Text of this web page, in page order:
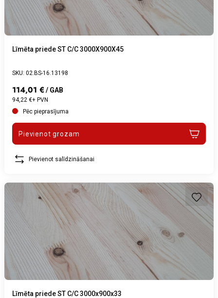
Līmēta priede ST C/C 3000X900X45
SKU: 02.BS-16.13198
114,01 € / GAB
94,22 €+ PVN
Pēc pieprasījuma
Pievienot grozam
Pievienot salīdzināšanai
Līmēta priede ST C/C 3000x900x33